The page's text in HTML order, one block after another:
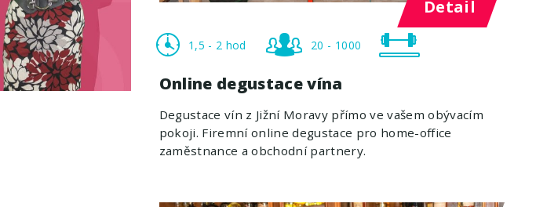
Detail
1,5 - 2 hod 20 - 1000
Online degustace vína
Degustace vín z Jižní Moravy přímo ve vašem obývacím
pokoji. Firemní online degustace pro home-office
zaměstnance a obchodní partnery.